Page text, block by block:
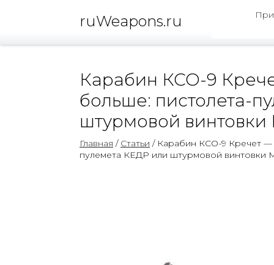
ruWeapons.ru
Карабин КСО-9
больше: пистолета-
штурмовой
Главная / Статьи / Карабин КСО-9 Кречет —
пулемета КЕДР или штурмовой винтовки